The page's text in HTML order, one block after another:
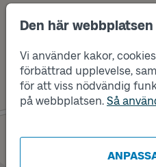
Den här
Vi använder kakor,
förbättrad upplevelse,
för att viss nödvändig
på webbplatsen. Så B